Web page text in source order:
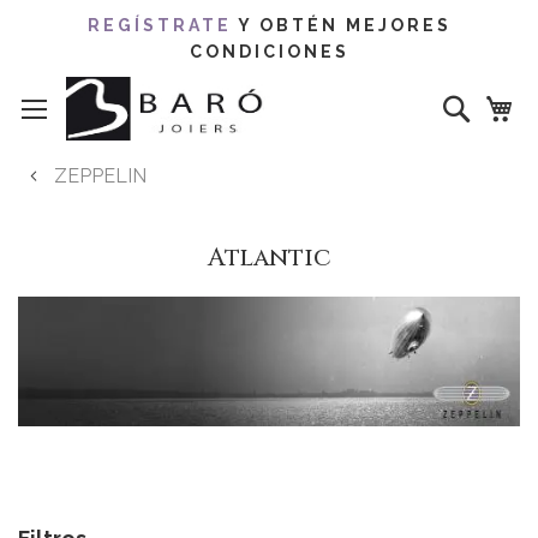
REGÍSTRATE Y OBTÉN MEJORES
CONDICIONES
al
contenido
Buscar
ZEPPELIN
Atlantic